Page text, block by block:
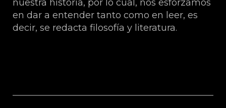
nuestra historia, por lo cual, nos esforzamos
en dar a entender tanto como en leer, es
decir, se redacta filosofía y literatura.